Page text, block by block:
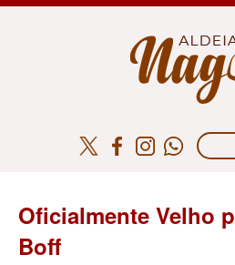
Oficialmente Velho
Boff